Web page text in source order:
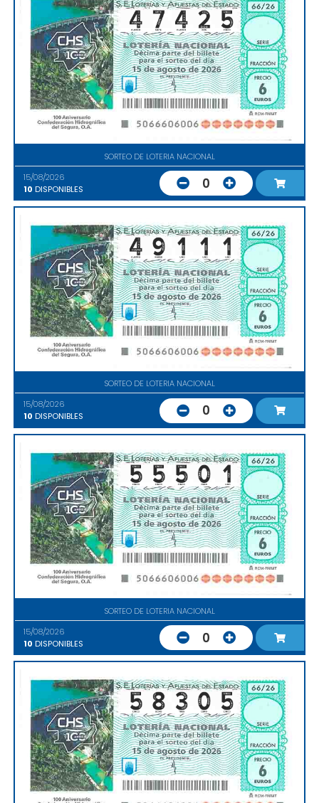
SORTEO DE LOTERIA NACIONAL
15/08/2026
10 DISPONIBLES 0
SORTEO DE LOTERIA NACIONAL
15/08/2026
10 DISPONIBLES 0
SORTEO DE LOTERIA NACIONAL
15/08/2026
10 DISPONIBLES 0